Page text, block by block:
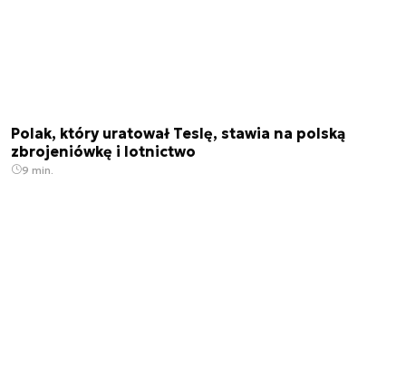
Polak, który uratował Teslę, stawia na polską
zbrojeniówkę i lotnictwo
9 min.